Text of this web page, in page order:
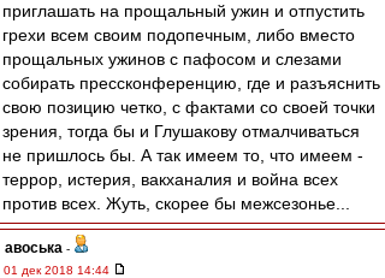
приглашать на прощальный ужин и отпустить
грехи всем своим подопечным, либо вместо
прощальных ужинов с пафосом и слезами
собирать прессконференцию, где и разъяснить
свою позицию четко, с фактами со своей точки
зрения, тогда бы и Глушакову отмалчиваться
не пришлось бы. А так имеем то, что имеем -
террор, истерия, вакханалия и война всех
против всех. Жуть, скорее бы межсезонье...
авоська -
01 дек 2018 14:44